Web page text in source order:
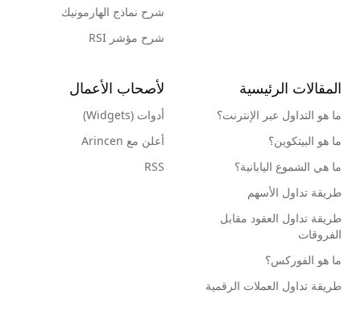
شرح نماذج الهارمونيك
شرح مؤشر RSI
المقالات الرئيسية
ما هو التداول عبر الإنترنت؟
ما هو البيتكوين؟
ما هي الشموع اليابانية؟
طريقة تداول الأسهم
طريقة تداول العقود مقابل
الفروقات
ما هو الفوركس؟
طريقة تداول العملات الرقمية
لأصحاب الأعمال
أدوات (Widgets)
أعلن مع Arincen
RSS